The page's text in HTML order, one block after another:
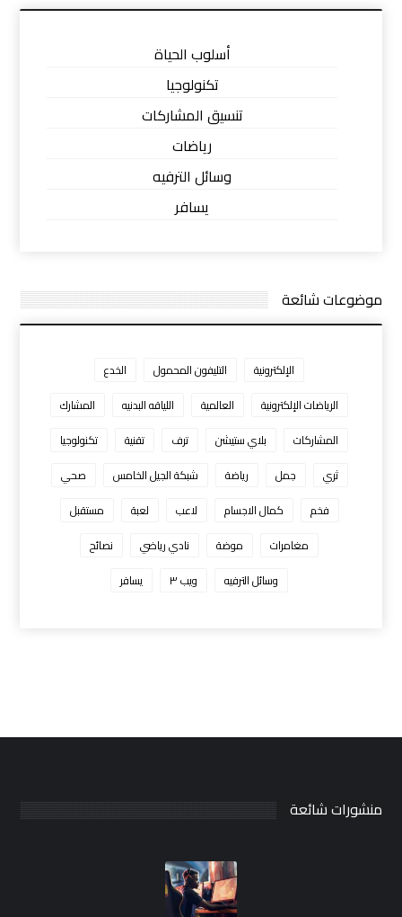
أسلوب الحياة
تكنولوجيا
تنسيق المشاركات
رياضات
وسائل الترفيه
يسافر
موضوعات شائعة
الإلكترونية التليفون المحمول
الخدع
الرياضات الإلكترونية
العالمية اللياقه البدنيه
المشارك
المشاركات
بلاي ستيشن ترف تقنية
تكنولوجيا
ثري
جمل رياضة شبكة الجيل الخامس
صحي
فخم
كمال الاجسام لاعب لعبة
مستقبل
مغامرات
موضة نادي رياضي
نصائح
وسائل الترفيه
ويب ٣ يسافر
منشورات شائعة